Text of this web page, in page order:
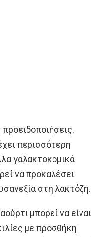
περισσότερη
γαλακτοκομικά
να προκαλέσει
στη λακτόζη.
μπορεί να είναι
με προσθήκη